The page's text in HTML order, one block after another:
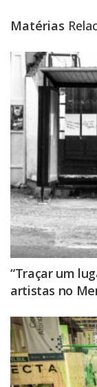
Matérias
“Traçar um
artistas no